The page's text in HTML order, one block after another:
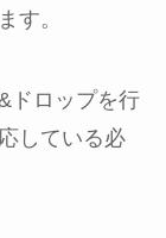
す。
ドロップを行
している必